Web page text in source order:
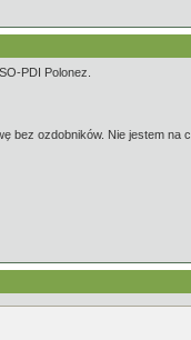
PDI Polonez.
bez ozdobników. Nie jestem na